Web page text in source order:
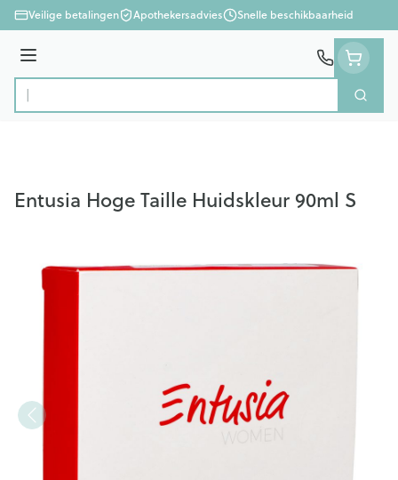
Ga naar de inhoud
Veilige betalingen Apothekersadvies Snelle beschikbaarheid
Menu
Product, merk, categorie...
Zoek
Entusia Hoge Taille Huidskleur 90ml S